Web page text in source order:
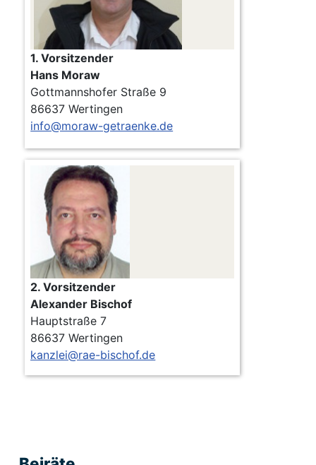
1. Vorsitzender
Hans Moraw
Gottmannshofer Straße 9
86637 Wertingen
info@moraw-getraenke.de
2. Vorsitzender
Alexander Bischof
Hauptstraße 7
86637 Wertingen
kanzlei@rae-bischof.de